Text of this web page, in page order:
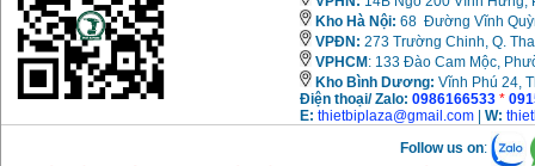
Kho Hà Nội: 68 Đường Vĩnh
VPĐN: 273 Trường Chinh, Q.
VPHCM : 133 Đào Cam Mộc,
Kho Bình Dương: Vĩnh Phú 24,
Điện thoại/ Zalo: 0986166533 *
E: thietbiplaza@gmail.com W:
Follow us on: